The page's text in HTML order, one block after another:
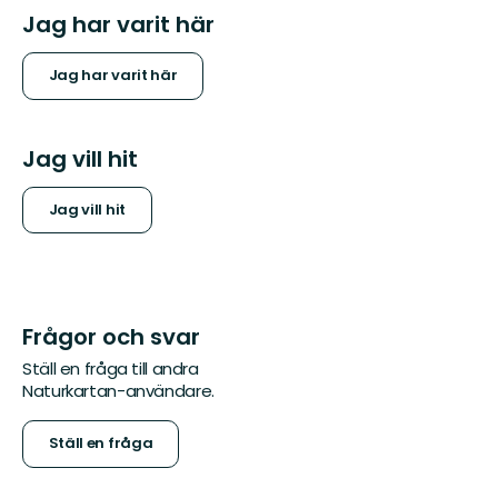
Jag har varit här
Jag har varit här
Jag vill hit
Jag vill hit
Frågor och svar
Ställ en fråga till andra
Naturkartan-användare.
Ställ en fråga